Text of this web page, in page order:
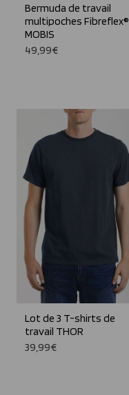
Bermuda de travail
multipoches Fibreflex®
MOBIS
49,99€
Lot de 3 T-shirts de
travail THOR
39,99€